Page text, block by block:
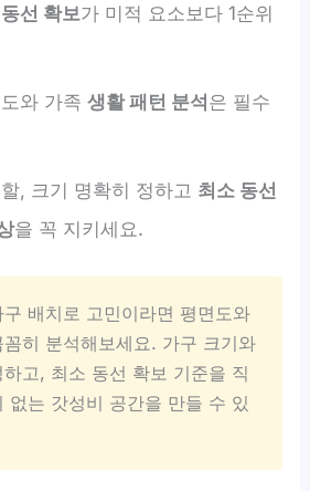
동선 확보가 미적 요소보다 1순위
와 가족 생활 패턴 분석은 필수
, 크기 명확히 정하고 최소 동선
을 꼭 지키세요.
배치로 고민이라면 평면도와
히 분석해보세요. 가구 크기와
고, 최소 동선 확보 기준을 직
없는 갓성비 공간을 만들 수 있